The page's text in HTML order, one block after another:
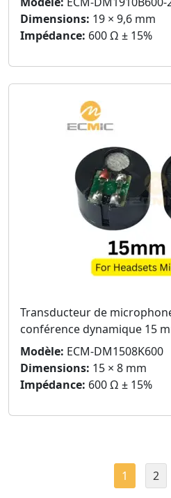
Dimensions: 19 × 9,6 mm
Impédance: 600 Ω ± 15%
Transducteur de
conférence dynamique 15
Modèle: ECM-DM1508K600
Dimensions: 15 × 8 mm
Impédance: 600 Ω ± 15%
1 2